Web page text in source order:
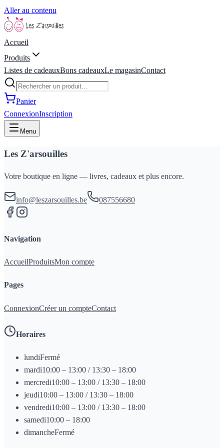
Aller au contenu
Accueil
Produits
Listes de cadeauxBons cadeauxLe magasinContact
Panier
ConnexionInscription
Menu
Les Z'arsouilles
Votre boutique en ligne — livres, cadeaux et plus encore.
info@leszarsouilles.be 087556680
Navigation
AccueilProduitsMon compte
Pages
ConnexionCréer un compteContact
Horaires
lundiFermé
mardi10:00 – 13:00 / 13:30 – 18:00
mercredi10:00 – 13:00 / 13:30 – 18:00
jeudi10:00 – 13:00 / 13:30 – 18:00
vendredi10:00 – 13:00 / 13:30 – 18:00
samedi10:00 – 18:00
dimancheFermé